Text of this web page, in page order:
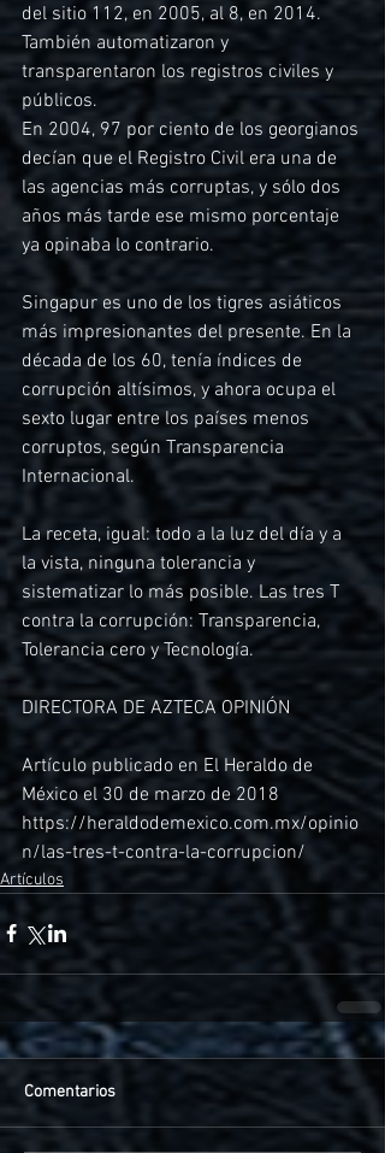
del sitio 112, en 2005, al 8, en 2014.
También automatizaron y
transparentaron los registros civiles y
públicos.
En 2004, 97 por ciento de los georgianos
decían que el Registro Civil era una de
las agencias más corruptas, y sólo dos
años más tarde ese mismo porcentaje
ya opinaba lo contrario.
Singapur es uno de los tigres asiáticos
más impresionantes del presente. En la
década de los 60, tenía índices de
corrupción altísimos, y ahora ocupa el
sexto lugar entre los países menos
corruptos, según Transparencia
Internacional.
La receta, igual: todo a la luz del día y a
la vista, ninguna tolerancia y
sistematizar lo más posible. Las tres T
contra la corrupción: Transparencia,
Tolerancia cero y Tecnología.
DIRECTORA DE AZTECA OPINIÓN
Artículo publicado en El Heraldo de
México el 30 de marzo de 2018
https://heraldodemexico.com.mx/opinio
n/las-tres-t-contra-la-corrupcion/
Artículos
Comentarios